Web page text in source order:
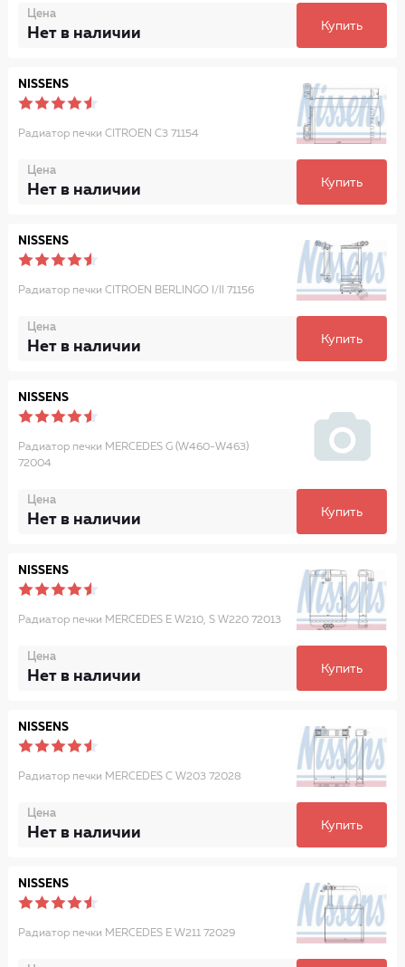
Цена
Нет в наличии Купить
NISSENS
Радиатор печки CITROEN C3 71154
Цена
Нет в наличии Купить
NISSENS
Радиатор печки CITROEN BERLINGO I/II 71156
Цена
Нет в наличии Купить
NISSENS
Радиатор печки MERCEDES G (W460-W463)
72004
Цена
Нет в наличии Купить
NISSENS
Радиатор печки MERCEDES E W210, S W220 72013
Цена
Нет в наличии Купить
NISSENS
Радиатор печки MERCEDES C W203 72028
Цена
Нет в наличии Купить
NISSENS
Радиатор печки MERCEDES E W211 72029